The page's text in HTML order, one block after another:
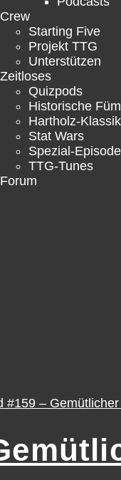
Crew
Starting Five
Projekt TTG
Unterstützen
Zeitloses
Quizpods
Historische
Hartholz-
Stat Wars
Spezial-
TTG-Tunes
Forum